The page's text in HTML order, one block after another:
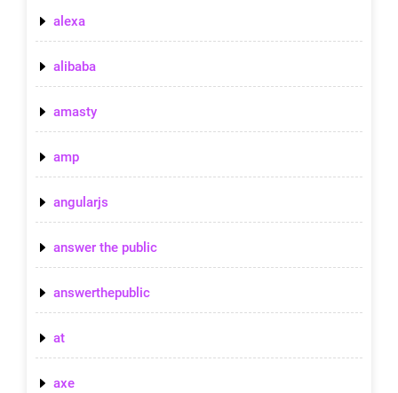
alexa
alibaba
amasty
amp
angularjs
answer the public
answerthepublic
at
axe